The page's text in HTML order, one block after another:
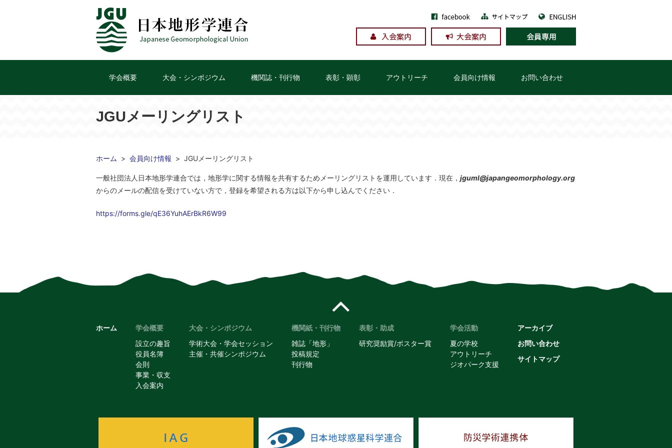
学会概要 大会・シンポジウム 機関誌・刊行物 表彰・顕彰 アウトリーチ 会員向け情報 お問い合わせ
JGUメーリングリスト
ホーム 会員向け情報 JGUメーリングリスト
一般社団法人日本地形学連合では，地形学に関する情報を共有するためメーリングリストを運用しています．現在， jguml@japangeomorphology.org
からのメールの配信を受けていない方で，登録を希望される方は以下から申し込んでください．
https://forms.gle/qE36YuhAErBkR6W99
ホーム
学会概要
設立の趣旨
役員名簿
会則
事業・収支
入会案内
大会・シンポジウム
学術大会・学会セッション
主催・共催シンポジウム
機関紙・刊行物
雑誌「地形」
投稿規定
刊行物
表彰・助成
研究奨励賞/ポスター賞
学会活動
夏の学校
アウトリーチ
ジオパーク支援
アーカイブ
お問い合わせ
サイトマップ